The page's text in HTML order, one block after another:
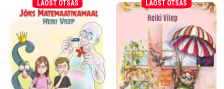
LAOST OTSAS LAOST OTSAS